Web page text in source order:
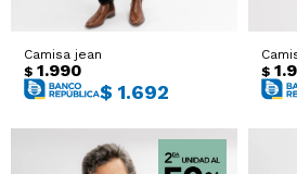
Camisa jean
$ 1.990
$ 1.692
$